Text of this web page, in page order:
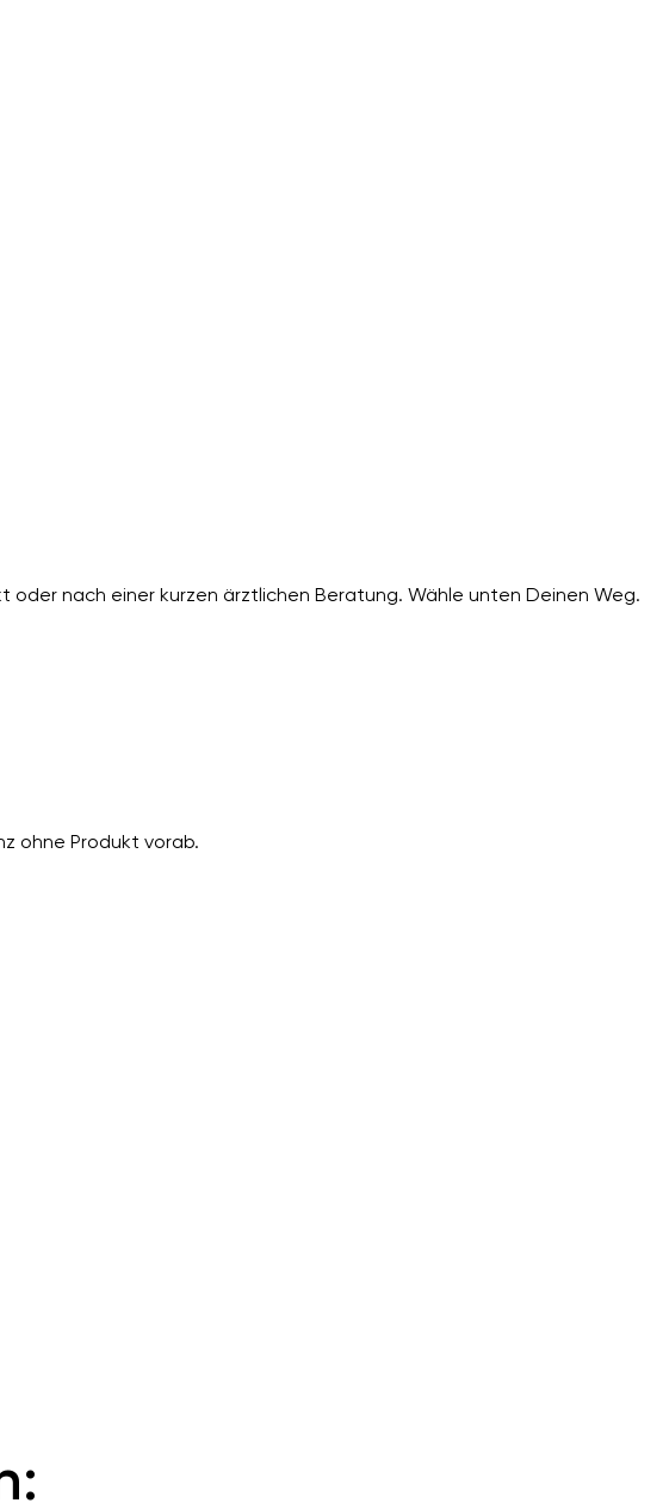
oder nach einer kurzen ärztlichen Beratung. Wähle unten Deinen Weg.
ohne Produkt vorab.